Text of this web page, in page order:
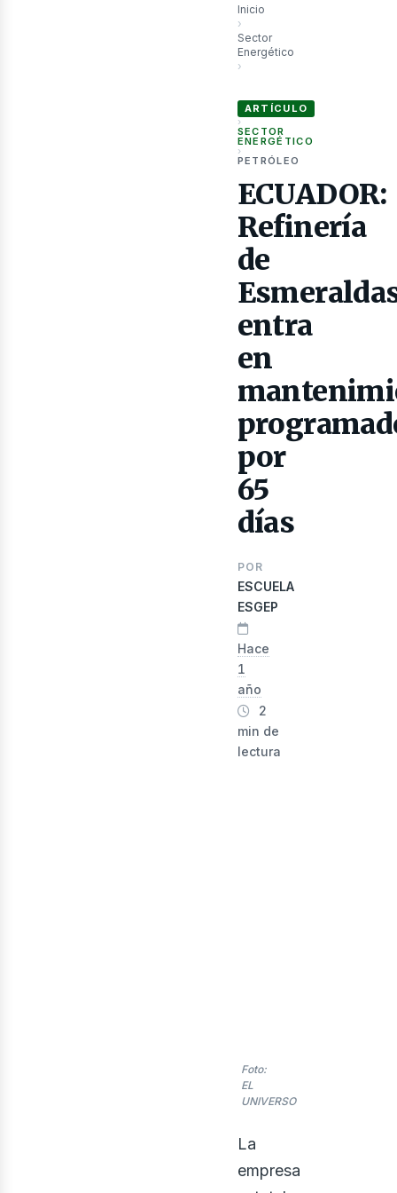
Inicio
›
Sector
Energético
›
ARTÍCULO
›
SECTOR
ENERGÉTICO
›
PETRÓLEO
ECUADOR:
Refinería
de
entra
en
por
65
días
POR
ESCUELA
ESGEP
Hace
1
año
2
min de
lectura
Foto:
EL
UNIVERSO
La
empresa